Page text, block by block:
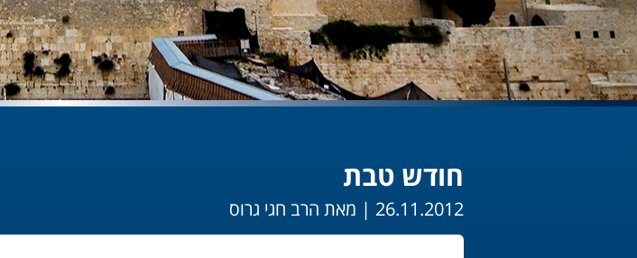
חודש טבת
26.11.2012 | מאת הרב חגי גרוס